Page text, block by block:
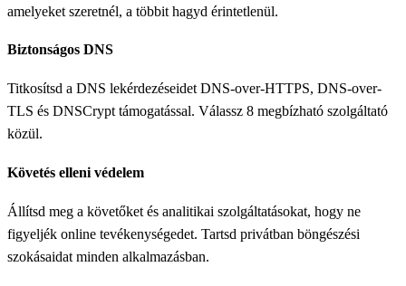
amelyeket szeretnél, a többit hagyd érintetlenül.
Biztonságos DNS
Titkosítsd a DNS lekérdezéseidet DNS-over-HTTPS, DNS-over-
TLS és DNSCrypt támogatással. Válassz 8 megbízható szolgáltató
közül.
Követés elleni védelem
Állítsd meg a követőket és analitikai szolgáltatásokat, hogy ne
figyeljék online tevékenységedet. Tartsd privátban böngészési
szokásaidat minden alkalmazásban.